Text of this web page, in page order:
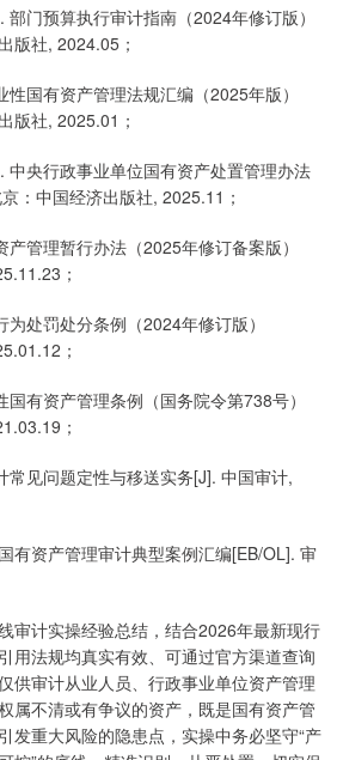
门预算执行审计指南（2024年修订版）
版社, 2024.05；
国有资产管理法规汇编（2025年版）
版社, 2025.01；
中央行政事业单位国有资产处置管理办法
：中国经济出版社, 2025.11；
管理暂行办法（2025年修订备案版）
；
处罚处分条例（2024年修订版）
；
有资产管理条例（国务院令第738号）
；
常见问题定性与移送实务[J]. 中国审计,
有资产管理审计典型案例汇编[EB/OL]. 审
审计实操经验总结，结合2026年最新现行
用法规均真实有效、可通过官方渠道查询
供审计从业人员、行政事业单位资产管理
属不清或有争议的资产，既是国有资产管
发重大风险的隐患点，实操中务必坚守“产